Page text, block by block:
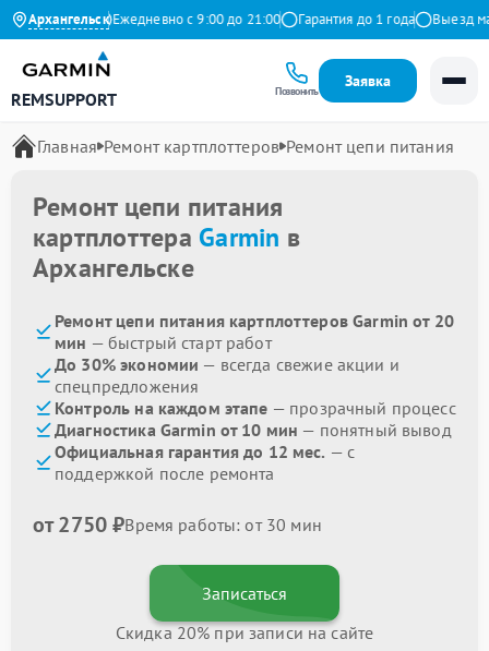
Архангельск
на Яндекс Ежедневно с 9:00 до 21:00 Гарантия до 1 года Выезд
REMSUPPORT Позвонить
Заявка
Главная Ремонт картплоттеров Ремонт цепи питания
Ремонт цепи питания
картплоттера Garmin в
Архангельске
Ремонт цепи питания картплоттеров Garmin от 20
мин — быстрый старт работ
До 30% экономии — всегда свежие акции и
спецпредложения
Контроль на каждом этапе — прозрачный процесс
Диагностика Garmin от 10 мин — понятный вывод
Официальная гарантия до 12 мес. — с
поддержкой после ремонта
от 2750 ₽Время работы: от 30 мин
Записаться
Скидка 20% при записи на сайте